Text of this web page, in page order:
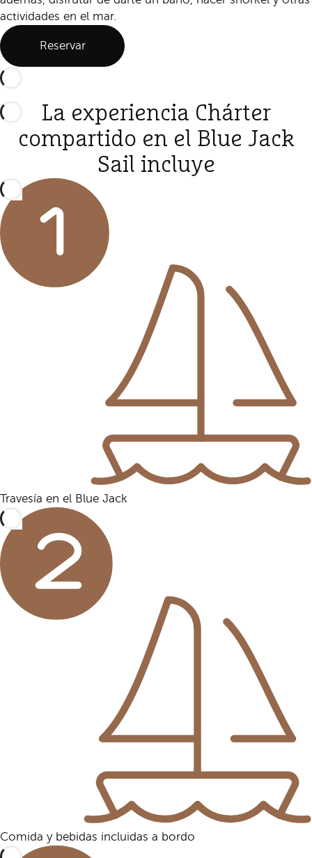
actividades en el mar.
Reservar
La experiencia Chárter
compartido en el Blue Jack
Sail incluye
Travesía en el Blue Jack
Comida y bebidas incluidas a bordo